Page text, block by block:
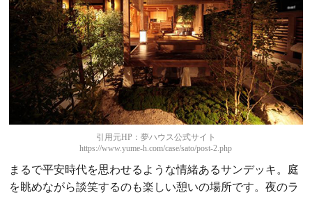
引用元HP：夢ハウス公式サイト
https://www.yume-h.com/case/sato/post-2.php
まるで平安時代を思わせるような情緒あるサンデッキ。庭
を眺めながら談笑するのも楽しい憩いの場所です。夜のラ